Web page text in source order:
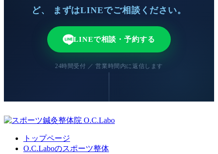
ど、 まずはLINEでご相談ください。
LINEで相談・予約する
24時間受付 ／ 営業時間内に返信します
トップページ
O.C.Laboのスポーツ整体